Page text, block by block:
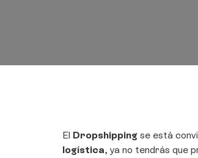
El Dropshipping se está
logística, ya no tendrás que